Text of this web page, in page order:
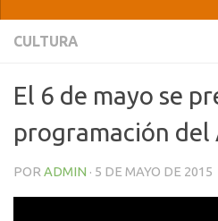
CULTURA
El 6 de mayo se
programación
POR ADMIN · 5 DE MAYO DE 2015